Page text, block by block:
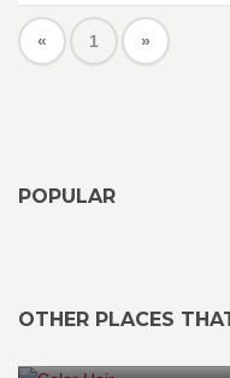
« 1 »
POPULAR
OTHER PLACES